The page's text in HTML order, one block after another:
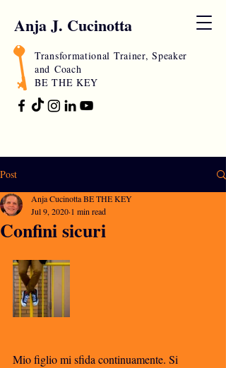
Anja J. Cucinotta
Transformational Trainer, Speaker
and Coach
BE THE KEY
Post
Confini sicuri
Anja Cucinotta BE THE KEY
Jul 9, 2020 1 min read
Mio figlio mi sfida continuamente. Si